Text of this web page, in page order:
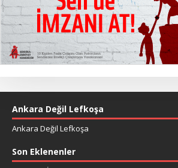
Ankara Değil Lefkoşa
Ankara Değil Lefkoşa
Son Eklenenler